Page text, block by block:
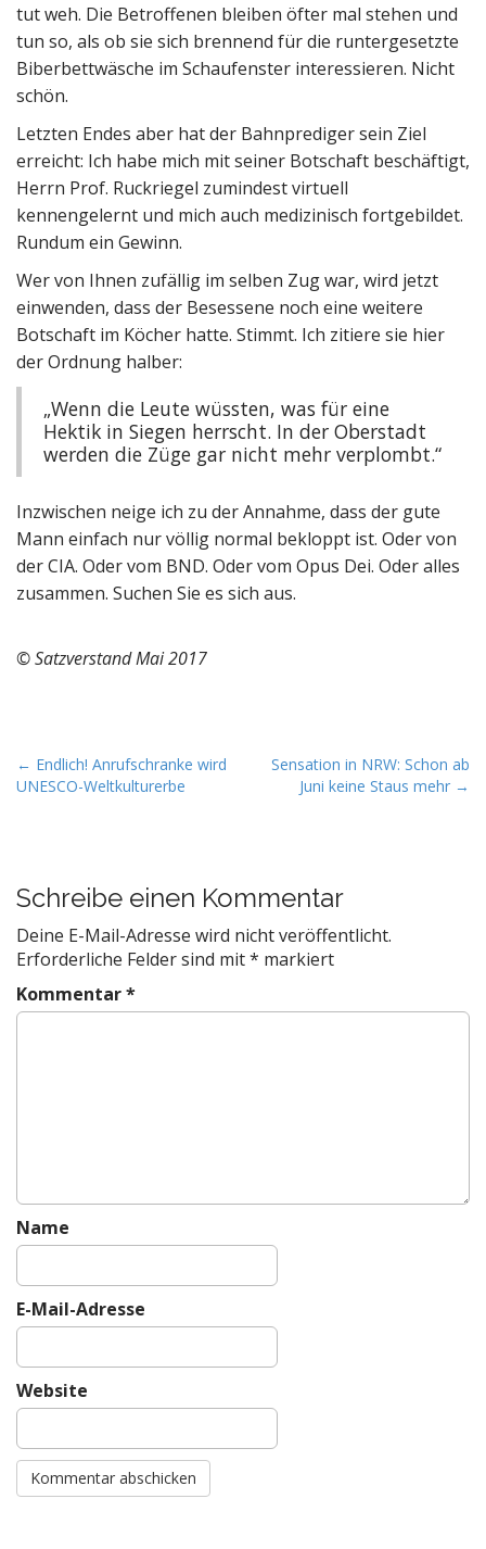
tut weh. Die Betroffenen bleiben öfter mal stehen und
tun so, als ob sie sich brennend für die runtergesetzte
Biberbettwäsche im Schaufenster interessieren. Nicht
schön.
Letzten Endes aber hat der Bahnprediger sein Ziel
erreicht: Ich habe mich mit seiner Botschaft beschäftigt,
Herrn Prof. Ruckriegel zumindest virtuell
kennengelernt und mich auch medizinisch fortgebildet.
Rundum ein Gewinn.
Wer von Ihnen zufällig im selben Zug war, wird jetzt
einwenden, dass der Besessene noch eine weitere
Botschaft im Köcher hatte. Stimmt. Ich zitiere sie hier
der Ordnung halber:
„Wenn die Leute wüssten, was für eine
Hektik in Siegen herrscht. In der Oberstadt
werden die Züge gar nicht mehr verplombt.“
Inzwischen neige ich zu der Annahme, dass der gute
Mann einfach nur völlig normal bekloppt ist. Oder von
der CIA. Oder vom BND. Oder vom Opus Dei. Oder alles
zusammen. Suchen Sie es sich aus.
© Satzverstand Mai 2017
P
o
a
v
i
g
a
← Endlich! Anrufschranke wird
UNESCO-Weltkulturerbe
Sensation in NRW: Schon ab
Juni keine Staus mehr →
Schreibe einen Kommentar
Deine E-Mail-Adresse wird nicht veröffentlicht.
Erforderliche Felder sind mit* markiert
Kommentar*
Name
E-Mail-Adresse
Website